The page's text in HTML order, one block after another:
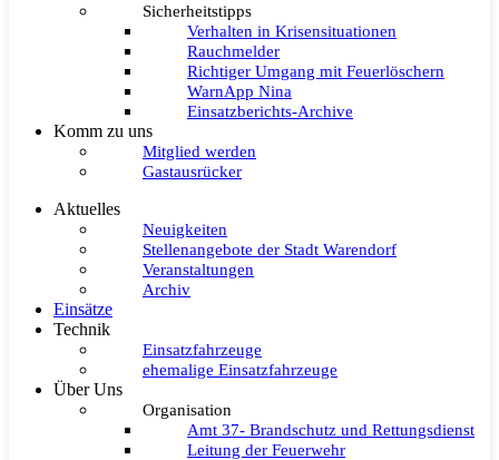
Sicherheitstipps
Verhalten in Krisensituationen
Rauchmelder
Richtiger Umgang mit Feuerlöschern
WarnApp Nina
Einsatzberichts-Archive
Komm zu uns
Mitglied werden
Gastausrücker
Aktuelles
Neuigkeiten
Stellenangebote der Stadt Warendorf
Veranstaltungen
Archiv
Einsätze
Technik
Einsatzfahrzeuge
ehemalige Einsatzfahrzeuge
Über Uns
Organisation
Amt 37- Brandschutz und Rettungsdienst
Leitung der Feuerwehr